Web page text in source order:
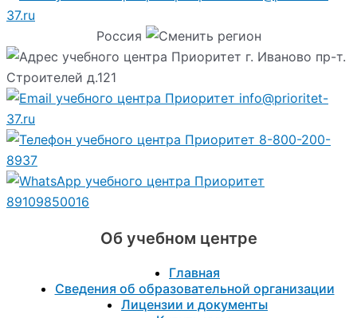
37.ru
Россия
г. Иваново пр-т.
Строителей д.121
info@prioritet-
37.ru
8-800-200-
8937
89109850016
Об учебном центре
Главная
Сведения об образовательной организации
Лицензии и документы